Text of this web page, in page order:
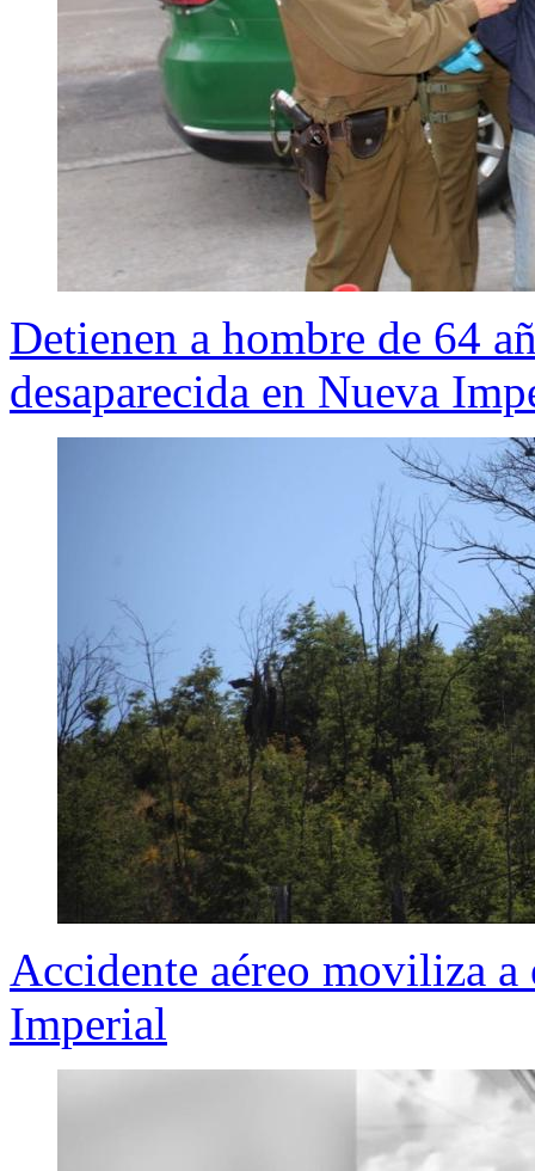
Detienen a hombre de 64
desaparecida en Nueva
Accidente aéreo moviliza a
Imperial